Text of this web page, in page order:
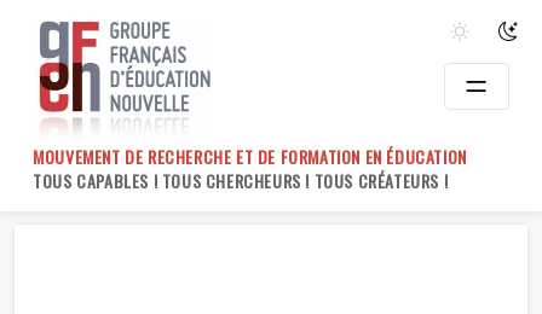
content
MOUVEMENT DE RECHERCHE ET DE FORMATION EN ÉDUCATION
TOUS CAPABLES ! TOUS CHERCHEURS ! TOUS CRÉATEURS !